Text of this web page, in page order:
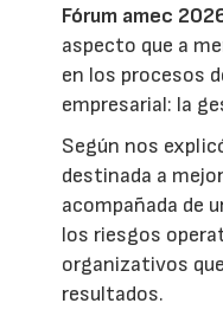
Fórum amec
aspecto que a
en los procesos
empresarial: la
Según nos
destinada a
acompañada de
los riesgos
organizativos
resultados.